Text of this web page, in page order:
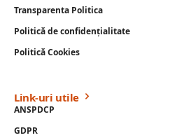
Transparenta Politica
Politică de confidențialitate
Politică Cookies
Link-uri utile
ANSPDCP
GDPR